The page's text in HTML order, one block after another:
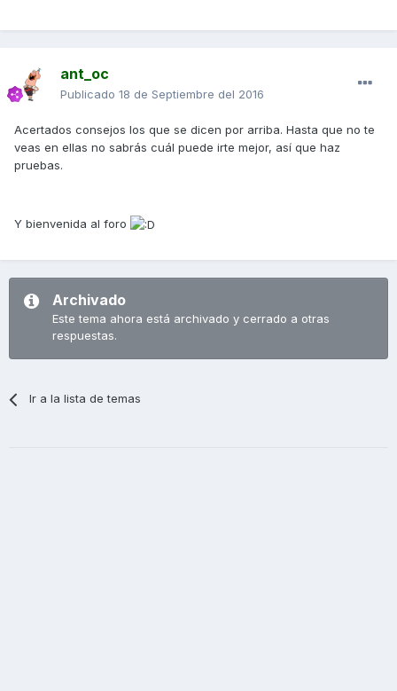
ant_oc
Publicado 18 de Septiembre del 2016
Acertados consejos los que se dicen por arriba. Hasta que no te
veas en ellas no sabrás cuál puede irte mejor, así que haz
pruebas.
Y bienvenida al foro
Archivado
Este tema ahora está archivado y cerrado a otras
respuestas.
Ir a la lista de temas